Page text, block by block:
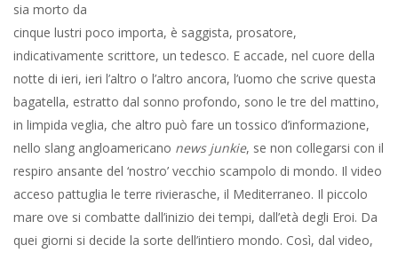
in limpida veglia, che altro può fare un tossico d’informazione,
nello slang angloamericanonews junkie, se non collegarsi con il
respiro ansante del ‘nostro’ vecchio scampolo di mondo. Il video
acceso pattuglia le terre rivierasche, il Mediterraneo. Il piccolo
mare ove si combatte dall’inizio dei tempi, dall’età degli Eroi. Da
quei giorni si decide la sorte dell’intiero mondo. Così, dal video,
osserva la notte mesopotamica che si mostra in quel blu
luminoso, ancora e sempre il cielo di Betlemme. Nel mentre
trapassano, nel mirabile cielo di Persia, Siria, Giordania,
Palestina, missili in batteria che altro sono se non oscena scia di
quella cometa che fu Gloria dei popoli. Saettano in quegli